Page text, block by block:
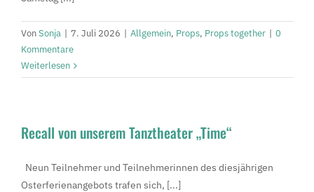
VonSonja | 7. Juli 2026 | Allgemein, Props, Props together | 0
Kommentare
Weiterlesen
Recall von unserem Tanztheater „Time“
Neun Teilnehmer und Teilnehmerinnen des diesjährigen
Osterferienangebots trafen sich, [...]